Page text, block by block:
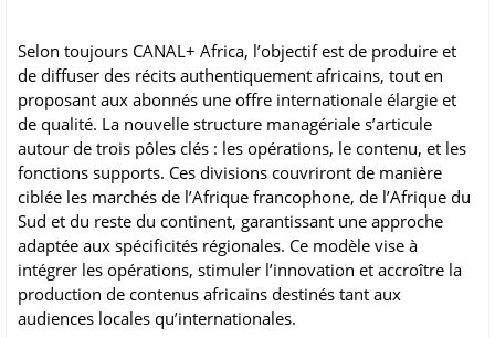
Selon toujours CANAL+ Africa, l’objectif est de produire et
de diffuser des récits authentiquement africains, tout en
proposant aux abonnés une offre internationale élargie et
de qualité. La nouvelle structure managériale s’articule
autour de trois pôles clés : les opérations, le contenu, et les
fonctions supports. Ces divisions couvriront de manière
ciblée les marchés de l’Afrique francophone, de l’Afrique du
Sud et du reste du continent, garantissant une approche
adaptée aux spécificités régionales. Ce modèle vise à
intégrer les opérations, stimuler l’innovation et accroître la
production de contenus africains destinés tant aux
audiences locales qu’internationales.